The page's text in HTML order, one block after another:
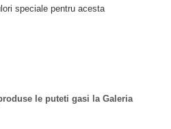
speciale pentru acesta
le puteti gasi la Galeria